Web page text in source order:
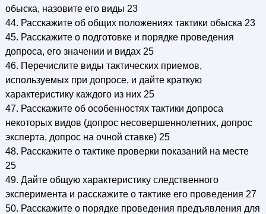
обыска, назовите его виды 23
44. Расскажите об общих положениях тактики обыска 23
45. Расскажите о подготовке и порядке проведения
допроса, его значении и видах 25
46. Перечислите виды тактических приемов,
используемых при допросе, и дайте краткую
характеристику каждого из них 25
47. Расскажите об особенностях тактики допроса
некоторых видов (допрос несовершеннолетних, допрос
эксперта, допрос на очной ставке) 25
48. Расскажите о тактике проверки показаний на месте
25
49. Дайте общую характеристику следственного
эксперимента и расскажите о тактике его проведения 27
50. Расскажите о порядке проведения предъявления для